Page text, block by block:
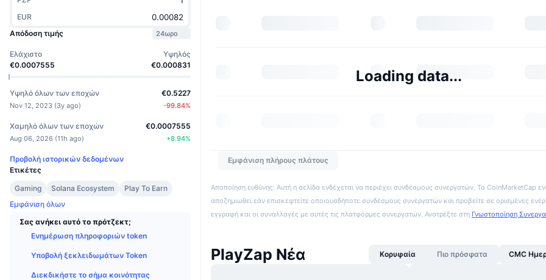
EUR
Απόδοση τιμής
24ωρο
Ελάχιστο
€0.0007555
Υψηλός
€0.000831
Υψηλό όλων των εποχών
Nov 12, 2023 (3y ago)
€0.5227
-99.84%
Χαμηλό όλων των εποχών
Aug 06, 2026 (11h ago)
€0.0007555
+8.94%
Προβολή ιστορικών δεδομένων
Ετικέτες
Gaming
Solana Ecosystem
Play To Earn
Εμφάνιση όλων
Σας ανήκει αυτό το πρότζεκτ;
Ενημέρωση πληροφοριών token
Υποβολή ξεκλειδωμάτων Token
Διεκδικήστε το σήμα κοινότητας
Loading data...
Εμφάνιση πλήρους πλάτους
Αποποίηση ευθύνης: Αυτή η σελίδα ενδέχεται να περιέχει συνδέσμους συνεργατών. Το CoinMarketCap
αποζημιωθεί εάν επισκεφτείτε οποιουσδήποτε συνδέσμους συνεργατών και προβείτε σε ορισμένες
εγγραφή και οι συναλλαγές με αυτές τις πλατφόρμες συνεργατών. Ανατρέξτε στη Γνωστοποίηση
PlayZap Νέα Κορυφαία Πιο πρόσφατα CMC